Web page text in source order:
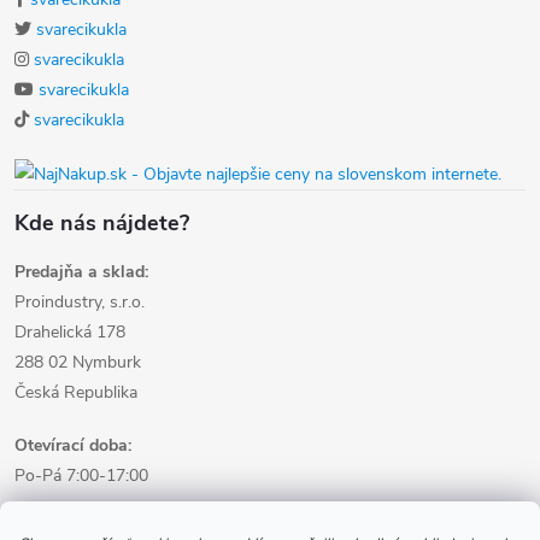
svarecikukla
svarecikukla
svarecikukla
svarecikukla
Kde nás nájdete?
Predajňa a sklad:
Proindustry, s.r.o.
Drahelická 178
288 02 Nymburk
Česká Republika
Otevírací doba:
Po-Pá 7:00-17:00